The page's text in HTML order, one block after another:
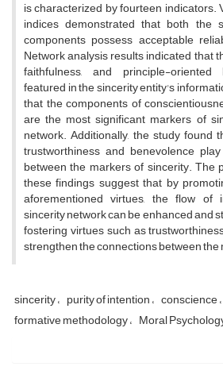
is characterized by fourteen indicators.
indices demonstrated that both the
components possess acceptable
Network analysis results indicated that
faithfulness, and principle-oriented
featured in the sincerity entity's
that the components of
are the most significant markers of
network. Additionally, the study found
trustworthiness and benevolence
between the markers of sincerity. The
these findings suggest that by
aforementioned virtues, the flow of
sincerity network can be enhanced and
fostering virtues such as
strengthen the connections between
sincerity purity of intention conscience
formative methodology Moral